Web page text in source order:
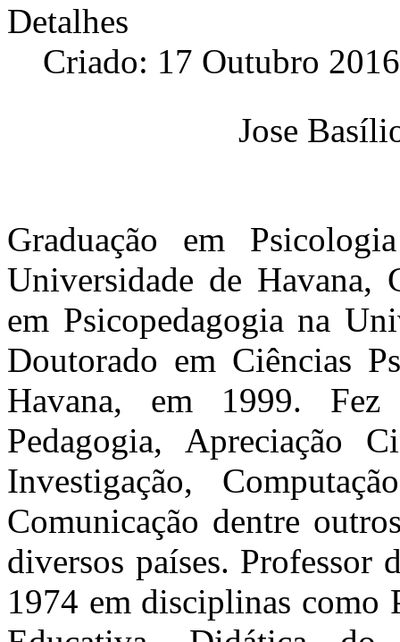
Detalhes
Criado: 17 Outubro 2016
Jose
Graduação em
Universidade de Havana,
em Psicopedagogia na
Doutorado em Ciências
Havana, em 1999.
Pedagogia, Apreciação
Investigação,
Comunicação dentre
diversos países. Professor
1974 em disciplinas como